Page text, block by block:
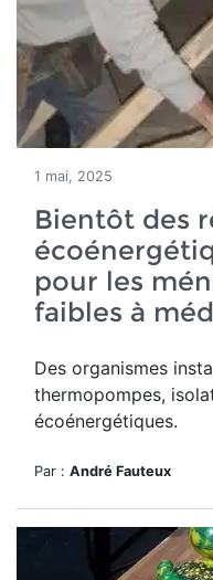
1 mai, 2025
Bientôt des
pour les
faibles à
Des organismes
thermopompes,
écoénergétiques.
Par : André Fauteux